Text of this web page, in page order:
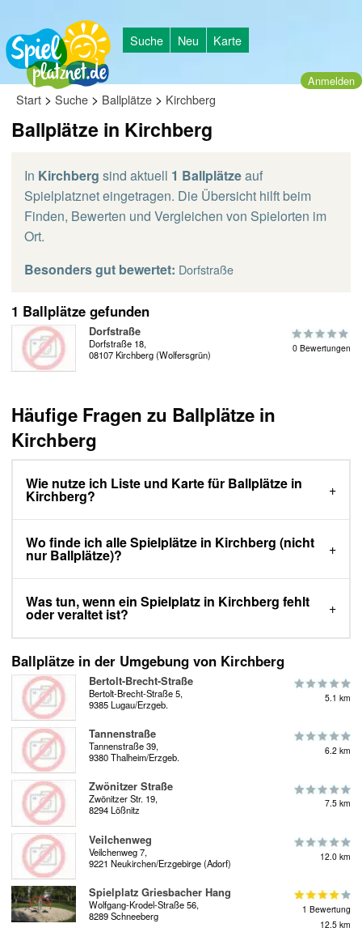
Suche Neu Karte
Anmelden
Start > Suche > Ballplätze > Kirchberg
Ballplätze in Kirchberg
In Kirchberg sind aktuell 1 Ballplätzeauf
Spielplatznet eingetragen. Die Übersicht hilft beim
Finden, Bewerten und Vergleichen von Spielorten im
Ort.
Besonders gut bewertet: Dorfstraße
1 Ballplätze gefunden
Dorfstraße
Dorfstraße 18,
08107 Kirchberg (Wolfersgrün)
0 Bewertungen
Häufige Fragen zu Ballplätze in
Kirchberg
Wie nutze ich Liste und Karte für Ballplätze in
Kirchberg?
Wo finde ich alle Spielplätze in Kirchberg (nicht
nur Ballplätze)?
Was tun, wenn ein Spielplatz in Kirchberg fehlt
oder veraltet ist?
Ballplätze in der Umgebung von Kirchberg
Bertolt-Brecht-Straße
Bertolt-Brecht-Straße 5,
9385 Lugau/Erzgeb.
5.1 km
Tannenstraße
Tannenstraße 39,
9380 Thalheim/Erzgeb.
6.2 km
Zwönitzer Straße
Zwönitzer Str. 19,
8294 Lößnitz
7.5 km
Veilchenweg
Veilchenweg 7,
9221 Neukirchen/Erzgebirge (Adorf)
12.0 km
Spielplatz Griesbacher Hang
Wolfgang-Krodel-Straße 56,
8289 Schneeberg
1 Bewertung
12.5 km